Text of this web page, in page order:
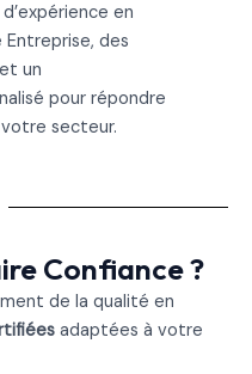
en
des
un
pour répondre
secteur.
Confiance ?
de la qualité en
adaptées à votre